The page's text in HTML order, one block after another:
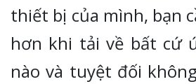
thiết bị của mình, bạn
hơn khi tải về bất cứ
nào và tuyệt đối